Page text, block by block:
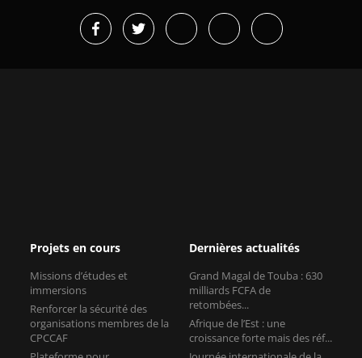
Projets en cours
Missions d’études et
immersions
Renforcer la sécurité des
organisations membres de la
CPCCAF
Dernières actualités
Grand Magal de Touba : 630
milliards FCFA de
retombées...
Afrique de l’Est : une
croissance forte mais des réf...